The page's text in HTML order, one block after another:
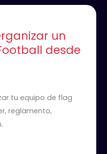
un
desde
tu equipo de flag
reglamento,